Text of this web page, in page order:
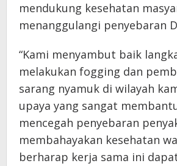
mendukung kesehatan
menanggulangi penyebaran
“Kami menyambut baik
melakukan fogging dan
sarang nyamuk di wilayah
upaya yang sangat
mencegah penyebaran
membahayakan kesehatan
berharap kerja sama ini